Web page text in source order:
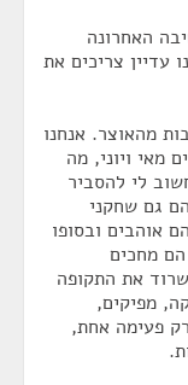
האחרונה
עדיין צריכים את
מהאוצר. אנחנו
מאי ויוני, מה
לי להסביר
גם שחקני
אוהבים ובסופו
מחכים
את התקופה
מפיקים,
פעימה אחת,